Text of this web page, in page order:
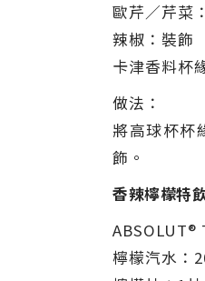
歐芹／芹菜
辣椒：裝飾
卡津香料杯
做法：
將高球杯杯
飾。
香辣檸檬特
ABSOLUT®
檸檬汽水：